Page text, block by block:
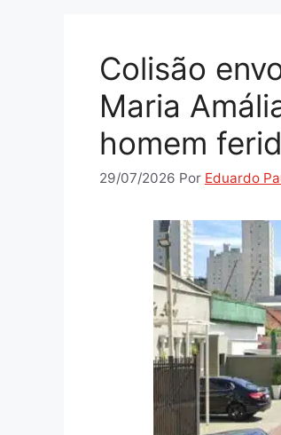
Colisão
Maria
homem
29/07/2026 Por Eduardo